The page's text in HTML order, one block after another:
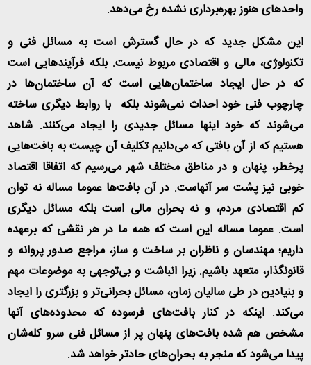
واحدهای هنوز بهره‌برداری نشده رخ می‌دهد.
این مشکل جدید که در حال گسترش است به مسائل فنی و
تکنولوژی، مالی و اقتصادی مربوط نیست. بلکه فرآیندهایی است
که در حال ایجاد ساختمان‌هایی است که آن ساختمان‌ها در
چارچوب فنی خود احداث نمی‌شوند بلکه با روابط دیگری ساخته
می‌شوند که خود اینها مسائل جدیدی را ایجاد می‌کنند. شاهد
هستیم که از آن بافتی که می‌دانیم تکلیف آن چیست به بافت‌هایی
پرخطر، پنهان و در مناطق مختلف شهر می‌رسیم که اتفاقا اقتصاد
خوبی نیز پشت سر آنهاست. در آن بافت‌ها عموما مساله نه توان
کم اقتصادی مردم، و نه بحران مالی است بلکه مسائل دیگری
است. عموما مساله این است که همه ما در هر نقشی که برعهده
داریم؛ مهندسان و ناظران بر ساخت و ساز، مراجع صدور پروانه و
قانونگذار، متعهد باشیم. زیرا انباشت و بی‌توجهی به موضوعات مهم
و بنیادین در طی سالیان زمان، مسائل بحرانی‌تر و بزرگتری را ایجاد
می‌کند. اینکه در کنار بافت‌های فرسوده که محدوده‌های آنها
مشخص هم شده بافت‌های پنهان پر از مسائل فنی سرو کله‌شان
پیدا می‌شود که منجر به بحران‌های حادتر خواهد شد.